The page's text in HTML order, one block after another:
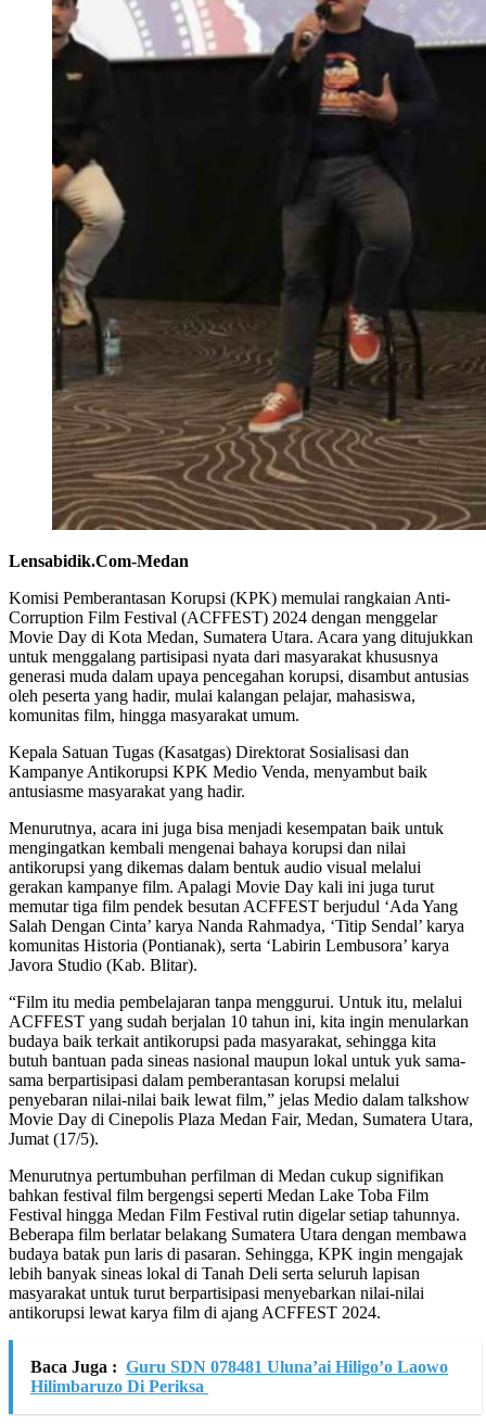
Lensabidik.Com-Medan
Komisi Pemberantasan Korupsi (KPK) memulai rangkaian Anti-
Corruption Film Festival (ACFFEST) 2024 dengan menggelar
Movie Day di Kota Medan, Sumatera Utara. Acara yang ditujukkan
untuk menggalang partisipasi nyata dari masyarakat khususnya
generasi muda dalam upaya pencegahan korupsi, disambut antusias
oleh peserta yang hadir, mulai kalangan pelajar, mahasiswa,
komunitas film, hingga masyarakat umum.
Kepala Satuan Tugas (Kasatgas) Direktorat Sosialisasi dan
Kampanye Antikorupsi KPK Medio Venda, menyambut baik
antusiasme masyarakat yang hadir.
Menurutnya, acara ini juga bisa menjadi kesempatan baik untuk
mengingatkan kembali mengenai bahaya korupsi dan nilai
antikorupsi yang dikemas dalam bentuk audio visual melalui
gerakan kampanye film. Apalagi Movie Day kali ini juga turut
memutar tiga film pendek besutan ACFFEST berjudul ‘Ada Yang
Salah Dengan Cinta’ karya Nanda Rahmadya, ‘Titip Sendal’ karya
komunitas Historia (Pontianak), serta ‘Labirin Lembusora’ karya
Javora Studio (Kab. Blitar).
“Film itu media pembelajaran tanpa menggurui. Untuk itu, melalui
ACFFEST yang sudah berjalan 10 tahun ini, kita ingin menularkan
budaya baik terkait antikorupsi pada masyarakat, sehingga kita
butuh bantuan pada sineas nasional maupun lokal untuk yuk sama-
sama berpartisipasi dalam pemberantasan korupsi melalui
penyebaran nilai-nilai baik lewat film,” jelas Medio dalam talkshow
Movie Day di Cinepolis Plaza Medan Fair, Medan, Sumatera Utara,
Jumat (17/5).
Menurutnya pertumbuhan perfilman di Medan cukup signifikan
bahkan festival film bergengsi seperti Medan Lake Toba Film
Festival hingga Medan Film Festival rutin digelar setiap tahunnya.
Beberapa film berlatar belakang Sumatera Utara dengan membawa
budaya batak pun laris di pasaran. Sehingga, KPK ingin mengajak
lebih banyak sineas lokal di Tanah Deli serta seluruh lapisan
masyarakat untuk turut berpartisipasi menyebarkan nilai-nilai
antikorupsi lewat karya film di ajang ACFFEST 2024.
Baca Juga : Guru SDN 078481 Uluna’ai Hiligo’o Laowo
Hilimbaruzo Di Periksa